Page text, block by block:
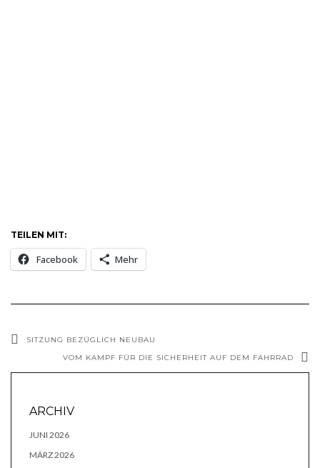
TEILEN MIT:
Facebook Mehr
SITZUNG BEZÜGLICH NEUBAU
VOM KAMPF FÜR DIE SICHERHEIT AUF DEM FAHRRAD
ARCHIV
JUNI 2026
MÄRZ 2026